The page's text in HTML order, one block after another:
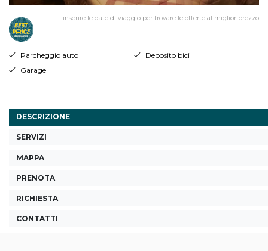
inserire le date di viaggio per trovare le offerte al miglior prezzo
Parcheggio auto
Deposito bici
Garage
DESCRIZIONE
SERVIZI
MAPPA
PRENOTA
RICHIESTA
CONTATTI